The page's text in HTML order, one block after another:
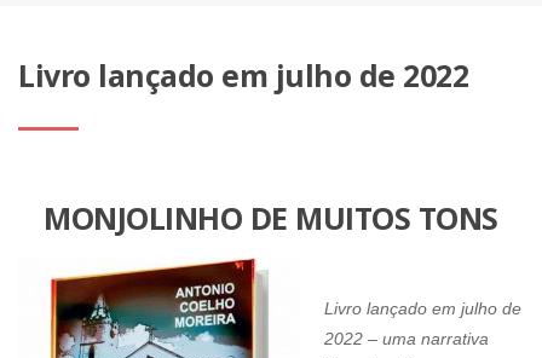
Livro lançado em julho de 2022
MONJOLINHO DE MUITOS TONS
Livro lançado em julho de
2022 – uma narrativa